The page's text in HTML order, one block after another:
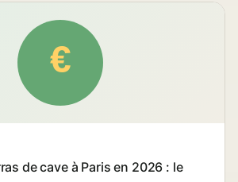
€
de cave à Paris en 2026 : le